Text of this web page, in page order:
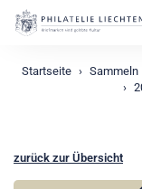
Startseite Sammeln
zurück zur Übersicht